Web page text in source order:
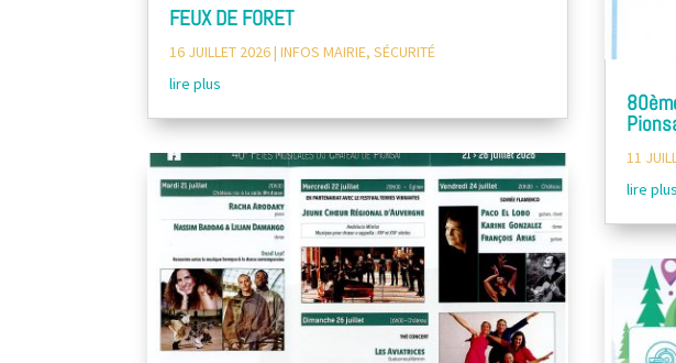
FEUX DE FORET
16 JUILLET 2026|INFOS MAIRIE,SÉCURITÉ
lire plus
11
lire plus